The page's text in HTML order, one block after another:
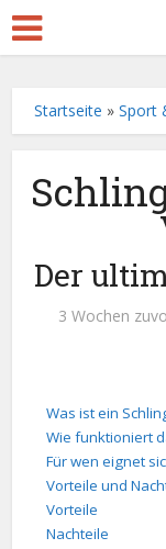
Startseite »Sport
Der
3 Wochen
Was ist ein
Wie funktioniert
Für wen eignet
Vorteile und
Vorteile
Nachteile